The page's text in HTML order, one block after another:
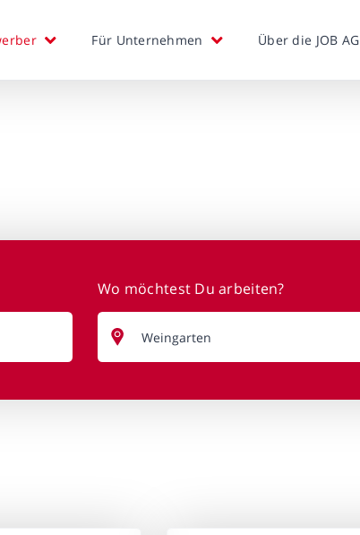
Für Unternehmen Über die JOB AG
Wo möchtest Du arbeiten?